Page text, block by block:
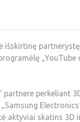
išskirtinę
„YouTube
partnere perkeliant
aktyviai skatins 3D